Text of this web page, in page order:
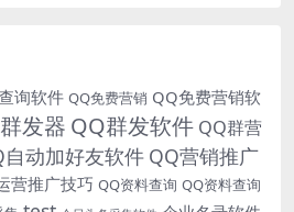
询软件 QQ免费营销 QQ免费营销软
发器 QQ群发软件 QQ群营
自动加好友软件 QQ营销推广
营推广技巧 QQ资料查询 QQ资料查询